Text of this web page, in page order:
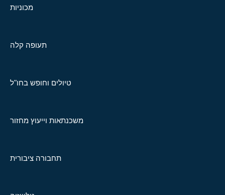
מכוניות
תעופה קלה
טיולים וחופש בחו"ל
משכנתאות וייעוץ מחזור
תחבורה ציבורית